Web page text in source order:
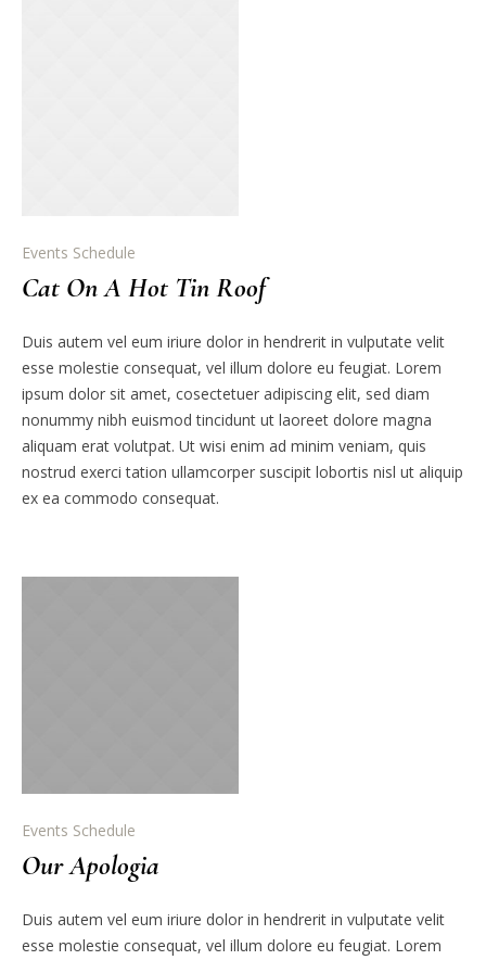
Events Schedule
Cat On A Hot Tin Roof
Duis autem vel eum iriure dolor in hendrerit in vulputate velit
esse molestie consequat, vel illum dolore eu feugiat. Lorem
ipsum dolor sit amet, cosectetuer adipiscing elit, sed diam
nonummy nibh euismod tincidunt ut laoreet dolore magna
aliquam erat volutpat. Ut wisi enim ad minim veniam, quis
nostrud exerci tation ullamcorper suscipit lobortis nisl ut aliquip
ex ea commodo consequat.
Events Schedule
Our Apologia
Duis autem vel eum iriure dolor in hendrerit in vulputate velit
esse molestie consequat, vel illum dolore eu feugiat. Lorem